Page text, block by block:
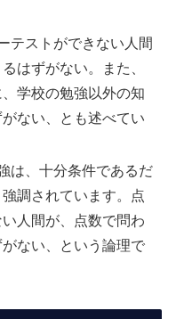
テストができない人間
はずがない。また、
学校の勉強以外の知
ない、とも述べてい
は、十分条件であるだ
調されています。点
人間が、点数で問わ
ない、という論理で